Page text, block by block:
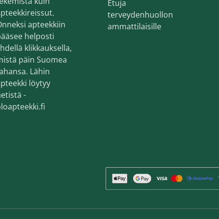
apteekkiin
helposti
klikkauksella,
päin Suomea
Lähin
löytyy
-
Etuja
terveydenhuollon
ammattilaisille